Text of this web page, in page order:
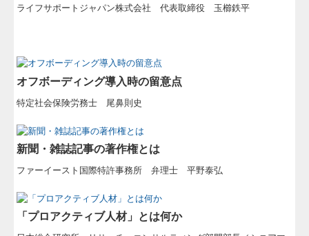
ライフサポートジャパン株式会社 代表取締役 玉櫛鉄平
オフボーディング導入時の留意点
特定社会保険労務士 尾鼻則史
新聞・雑誌記事の著作権とは
ファーイースト国際特許事務所 弁理士 平野泰弘
「プロアクティブ人材」とは何か